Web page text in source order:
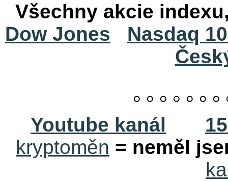
Všechny akcie
Dow Jones
Nasdaq
° ° ° ° ° ° °
Youtube kanál
kryptoměn = neměl